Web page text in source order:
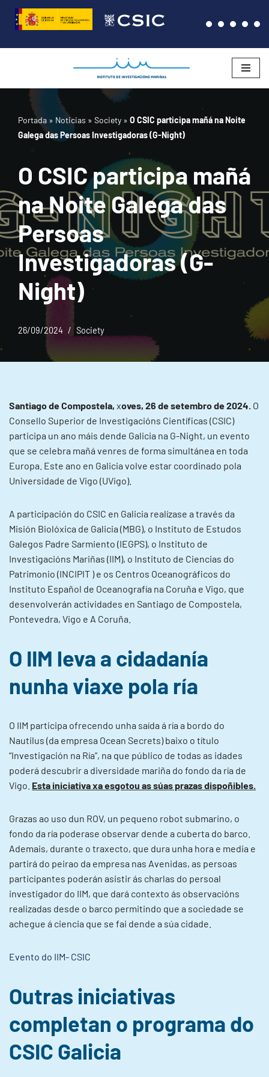
Saltar
al
Portada » Noticias » Society » O CSIC participa mañá na Noite
Galega das Persoas Investigadoras (G-Night)
O CSIC participa mañá
na Noite Galega das
Persoas
Investigadoras (G-
Night)
26/09/2024 Society
Santiago de Compostela, xoves, 26 de setembro de 2024. O
Consello Superior de Investigacións Científicas (CSIC)
participa un ano máis dende Galicia na G-Night, un evento
que se celebra mañá venres de forma simultánea en toda
Europa. Este ano en Galicia volve estar coordinado pola
Universidade de Vigo (UVigo).
A participación do CSIC en Galicia realízase a través da
Misión Biolóxica de Galicia (MBG), o Instituto de Estudos
Galegos Padre Sarmiento (IEGPS), o Instituto de
Investigacións Mariñas (IIM), o Instituto de Ciencias do
Patrimonio (INCIPIT ) e os Centros Oceanográficos do
Instituto Español de Oceanografía na Coruña e Vigo, que
desenvolverán actividades en Santiago de Compostela,
Pontevedra, Vigo e A Coruña.
O IIM leva a cidadanía
nunha viaxe pola ría
O IIM participa ofrecendo unha saída á ría a bordo do
Nautilus (da empresa Ocean Secrets) baixo o título
“Investigación na Ría”, na que público de todas as idades
poderá descubrir a diversidade mariña do fondo da ría de
Vigo. Esta iniciativa xa esgotou as súas prazas dispoñibles.
Grazas ao uso dun ROV, un pequeno robot submarino, o
fondo da ría poderase observar dende a cuberta do barco.
Ademais, durante o traxecto, que dura unha hora e media e
partirá do peirao da empresa nas Avenidas, as persoas
participantes poderán asistir ás charlas do persoal
investigador do IIM, que dará contexto ás observacións
realizadas desde o barco permitindo que a sociedade se
achegue á ciencia que se fai dende a súa cidade.
Evento do IIM- CSIC
Outras iniciativas
completan o programa do
CSIC Galicia